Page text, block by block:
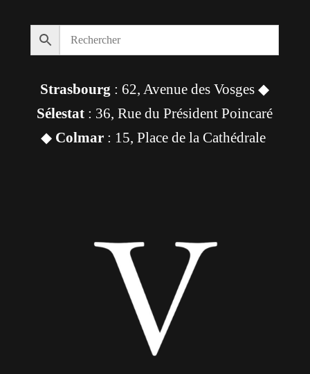
Strasbourg : 62, Avenue des Vosges ◆
Sélestat : 36, Rue du Président Poincaré
◆ Colmar: 15, Place de la Cathédrale